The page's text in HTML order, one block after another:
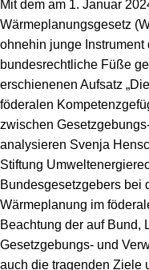
Mit dem am 1. Januar
Wärmeplanungsgesetz
ohnehin junge
bundesrechtliche Füße
erschienenen Aufsatz
föderalen
zwischen
analysieren Svenja
Stiftung
Bundesgesetzgebers bei
Wärmeplanung im
Beachtung der auf Bund,
Gesetzgebungs- und
auch die tragenden Ziele